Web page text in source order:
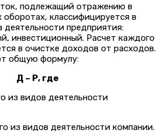
подлежащий отражению в
классифицируется в
предприятия:
инвестиционный. Расчет каждого
в очистке доходов от расходов.
общую формулу:
Д – Р, где
из видов деятельности
из видов деятельности компании.